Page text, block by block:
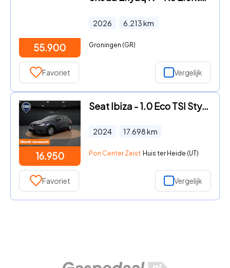
55.900
2026 6.213km
Groningen (GR)
Favoriet Vergelijk
16.950
Seat Ibiza - 1.0 Eco TSI Style | Parkeerhulp | Carplay | LED | Cruise Con
2024 17.698km
Pon Center Zeist Huis ter Heide (UT)
Favoriet Vergelijk